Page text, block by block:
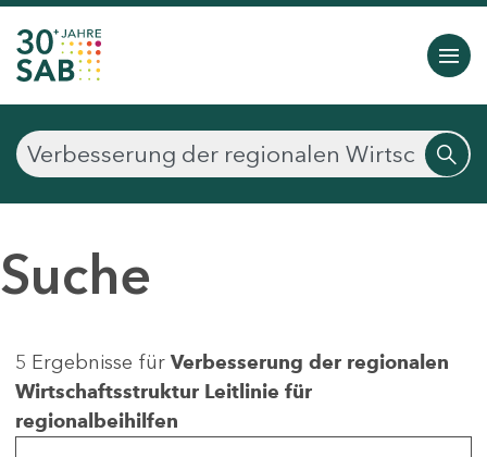
Suche
5 Ergebnisse für Verbesserung der regionalen
Wirtschaftsstruktur Leitlinie für
regionalbeihilfen